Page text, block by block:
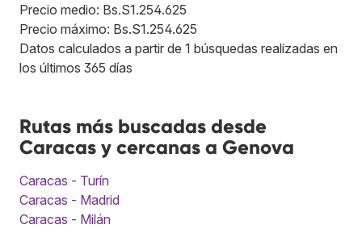
Precio medio: Bs.S1.254.625
Precio máximo: Bs.S1.254.625
Datos calculados a partir de 1 búsquedas realizadas en
los últimos 365 días
Rutas más buscadas desde
Caracas y cercanas a Genova
Caracas - Turín
Caracas - Madrid
Caracas - Milán